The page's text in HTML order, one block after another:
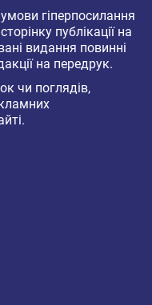
гіперпосилання
публікації на
видання повинні
на передрук.
чи поглядів,